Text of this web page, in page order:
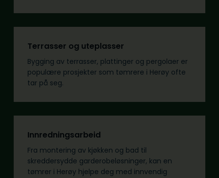
Terrasser og uteplasser
Bygging av terrasser, plattinger og pergolaer er
populære prosjekter som tømrere i Herøy ofte
tar på seg.
Innredningsarbeid
Fra montering av kjøkken og bad til
skreddersydde garderobeløsninger, kan en
tømrer i Herøy hjelpe deg med innvendig